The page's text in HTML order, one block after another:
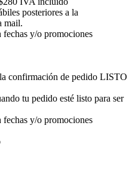
posteriores a la
mail.
y/o promociones
confirmación de pedido LISTO
tu pedido esté listo para ser
y/o promociones